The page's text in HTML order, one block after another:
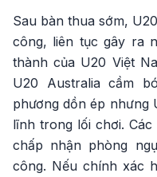
Sau bàn thua sớm,
công, liên tục gây ra
thành của U20 Việt
U20 Australia cầm
phương dồn ép nhưng
lĩnh trong lối chơi.
chấp nhận phòng
công. Nếu chính xác